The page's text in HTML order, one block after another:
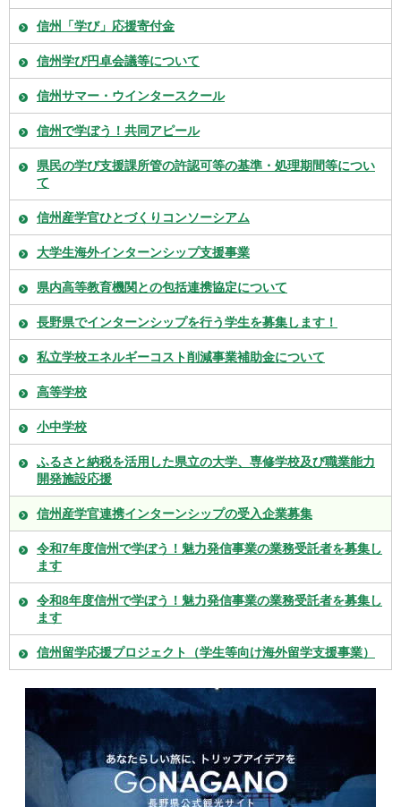
信州「学び」応援寄付金
信州学び円卓会議等について
信州サマー・ウインタースクール
信州で学ぼう！共同アピール
県民の学び支援課所管の許認可等の基準・処理期間等につい
て
信州産学官ひとづくりコンソーシアム
大学生海外インターンシップ支援事業
県内高等教育機関との包括連携協定について
長野県でインターンシップを行う学生を募集します！
私立学校エネルギーコスト削減事業補助金について
高等学校
小中学校
ふるさと納税を活用した県立の大学、専修学校及び職業能力
開発施設応援
信州産学官連携インターンシップの受入企業募集
令和7年度信州で学ぼう！魅力発信事業の業務受託者を募集し
ます
令和8年度信州で学ぼう！魅力発信事業の業務受託者を募集し
ます
信州留学応援プロジェクト（学生等向け海外留学支援事業）